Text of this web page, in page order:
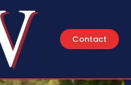
Contact